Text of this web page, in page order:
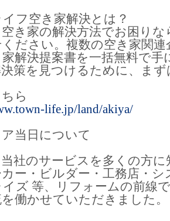
フ空き家解決とは？
き家の解決方法でお困り
ださい。複数の空き家関
解決提案書を一括無料で
策を見つけるために、ま
ら
life.jp/land/akiya/
当日について
社のサービスを多くの方
ー・ビルダー・工務店・
ズ 等、リフォームの前線
働かせていただきました。